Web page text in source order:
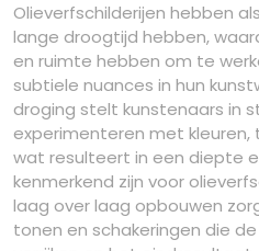
Olieverfschilderijen hebben
lange droogtijd hebben,
en ruimte hebben om te
subtiele nuances in hun
droging stelt kunstenaars in
experimenteren met
wat resulteert in een diepte
kenmerkend zijn voor
laag over laag opbouwen
tonen en schakeringen die